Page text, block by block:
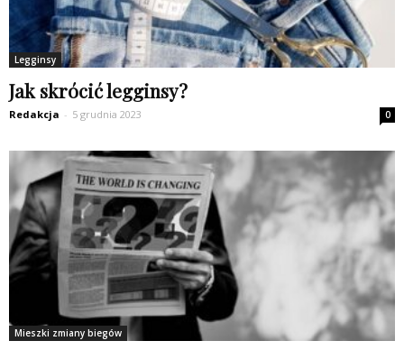
Legginsy
Jak skrócić legginsy?
Redakcja - 5 grudnia 2023 0
Mieszki zmiany biegów